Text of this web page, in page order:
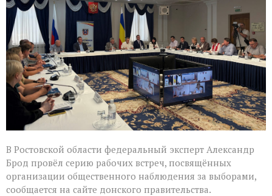
подготовку
наблюдателей
Ростовской
области
В Ростовской области федеральный эксперт Александр
Брод провёл серию рабочих встреч, посвящённых
организации общественного наблюдения за выборами,
сообщается на сайте донского правительства.